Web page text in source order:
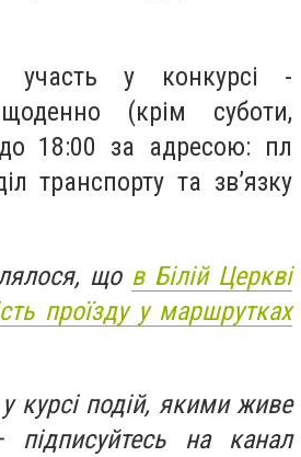
участь у конкурсі -
(крім суботи,
18:00 за адресою: пл
транспорту та зв’язку
що в Білій Церкві
проїзду у маршрутках
курсі подій, якими живе
на канал